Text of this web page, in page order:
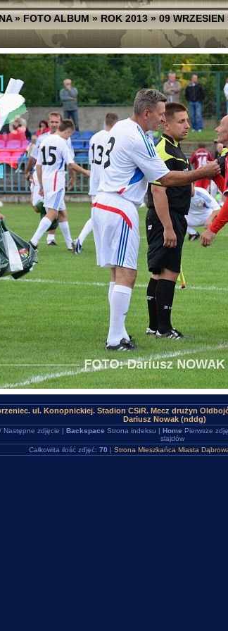
»FOTO ALBUM»ROK 2013»09 WRZESIEN
ul. Konopnickiej. Stadion CSiR. Mecz drużyn
Dariusz Nowak (nddg)
zdjęcie | Backspace Strona indeksu | Home Pierwsze
slajdów
Całkowita ilość zdjęć: 70 | Strona Mieszkańca Miasta